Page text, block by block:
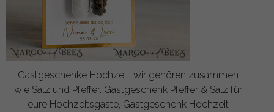
Gastgeschenke Hochzeit, wir gehören zusammen
wie Salz und Pfeffer. Gastgeschenk Pfeffer & Salz für
eure Hochzeitsgäste, Gastgeschenk Hochzeit